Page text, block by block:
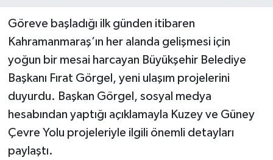
Göreve başladığı ilk günden itibaren
Kahramanmaraş’ın her alanda gelişmesi için
yoğun bir mesai harcayan Büyükşehir Belediye
Başkanı Fırat Görgel, yeni ulaşım projelerini
duyurdu. Başkan Görgel, sosyal medya
hesabından yaptığı açıklamayla Kuzey ve Güney
Çevre Yolu projeleriyle ilgili önemli detayları
paylaştı.